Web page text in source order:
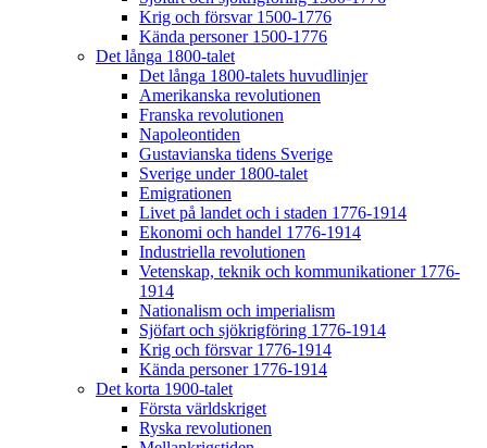
Krig och försvar 1500-1776
Kända personer 1500-1776
Det långa 1800-talet
Det långa 1800-talets huvudlinjer
Amerikanska revolutionen
Franska revolutionen
Napoleontiden
Gustavianska tidens Sverige
Sverige under 1800-talet
Emigrationen
Livet på landet och i staden 1776-1914
Ekonomi och handel 1776-1914
Industriella revolutionen
Vetenskap, teknik och kommunikationer 1776-
1914
Nationalism och imperialism
Sjöfart och sjökrigföring 1776-1914
Krig och försvar 1776-1914
Kända personer 1776-1914
Det korta 1900-talet
Första världskriget
Ryska revolutionen